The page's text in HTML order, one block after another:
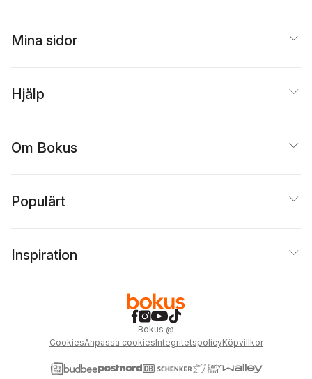
Mina sidor
Hjälp
Om Bokus
Populärt
Inspiration
Bokus @
CookiesAnpassa cookiesIntegritetspolicyKöpvillkor